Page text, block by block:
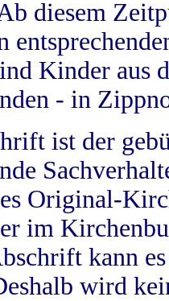
diesem
Kinder aus
- in
ist der
Original-
im
kann
wird